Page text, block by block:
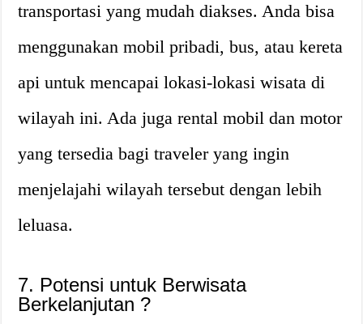
transportasi yang mudah diakses. Anda bisa
menggunakan mobil pribadi, bus, atau kereta
api untuk mencapai lokasi-lokasi wisata di
wilayah ini. Ada juga rental mobil dan motor
yang tersedia bagi traveler yang ingin
menjelajahi wilayah tersebut dengan lebih
leluasa.
7. Potensi untuk Berwisata
Berkelanjutan ?